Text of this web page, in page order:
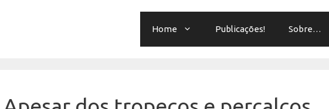
Home Publicações! Sobre…